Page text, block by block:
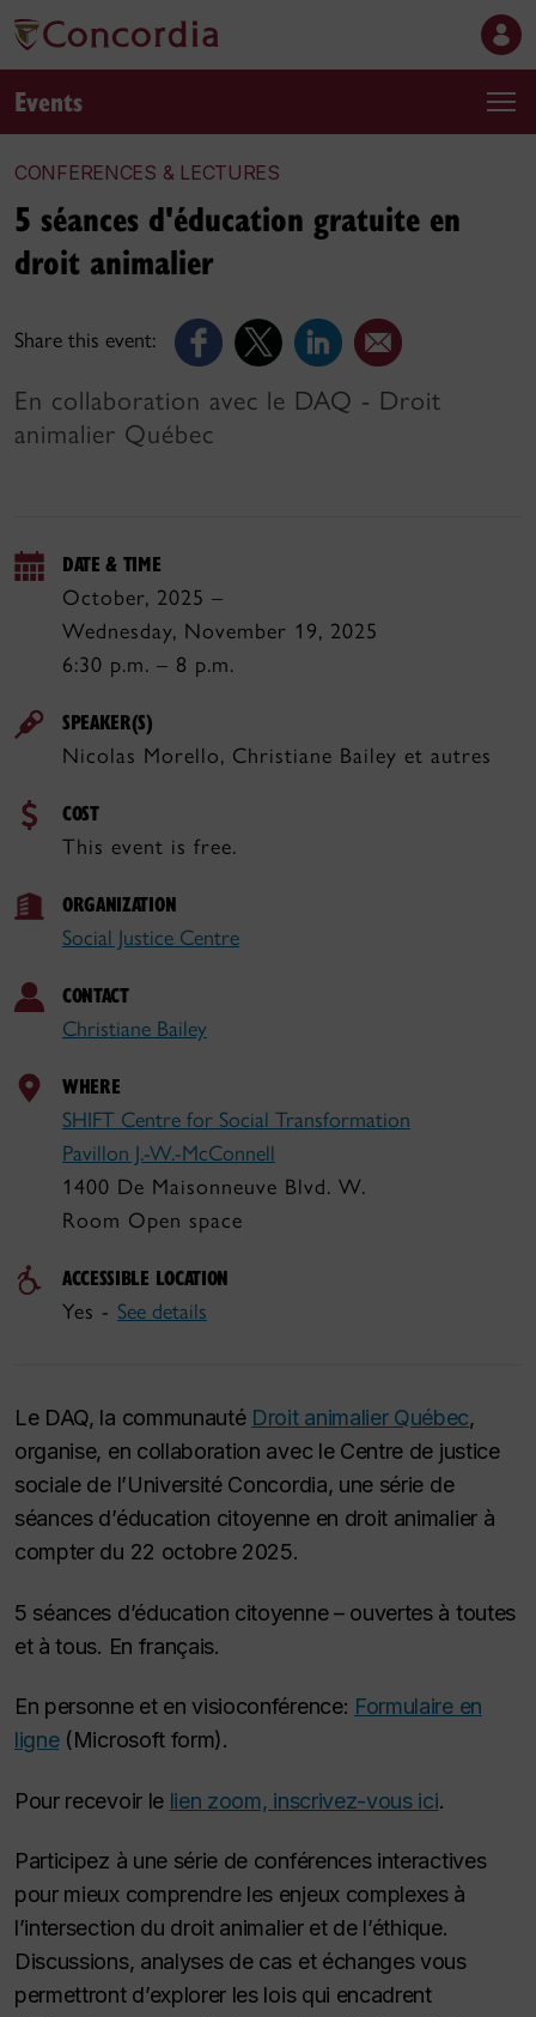
Events
CONFERENCES & LECTURES
Share this event:
5 séances d'éducation gratuite en
droit animalier
En collaboration avec le DAQ - Droit
animalier Québec
DATE & TIME
October, 2025 –
Wednesday, November 19, 2025
6:30 p.m. – 8 p.m.
SPEAKER(S)
Nicolas Morello, Christiane Bailey et autres
COST
This event is free.
ORGANIZATION
Social Justice Centre
CONTACT
Christiane Bailey
WHERE
SHIFT Centre for Social Transformation
Pavillon J.‐W.‐McConnell
1400 De Maisonneuve Blvd. W.
Room Open space
ACCESSIBLE LOCATION
Yes - See details
Le DAQ, la communauté Droit animalier Québec,
organise, en collaboration avec le Centre de justice
sociale de l’Université Concordia, une série de
séances d’éducation citoyenne en droit animalier à
compter du 22 octobre 2025.
5 séances d’éducation citoyenne – ouvertes à toutes
et à tous. En français.
En personne et en visioconférence: Formulaire en
ligne(Microsoft form).
Pour recevoir le lien zoom, inscrivez-vous ici.
Participez à une série de conférences interactives
pour mieux comprendre les enjeux complexes à
l’intersection du droit animalier et de l’éthique.
Discussions, analyses de cas et échanges vous
permettront d’explorer les lois qui encadrent